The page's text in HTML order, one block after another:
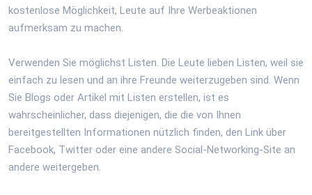
kostenlose Möglichkeit, Leute auf Ihre Werbeaktionen
aufmerksam zu machen.
Verwenden Sie möglichst Listen. Die Leute lieben Listen, weil sie
einfach zu lesen und an ihre Freunde weiterzugeben sind. Wenn
Sie Blogs oder Artikel mit Listen erstellen, ist es
wahrscheinlicher, dass diejenigen, die die von Ihnen
bereitgestellten Informationen nützlich finden, den Link über
Facebook, Twitter oder eine andere Social-Networking-Site an
andere weitergeben.